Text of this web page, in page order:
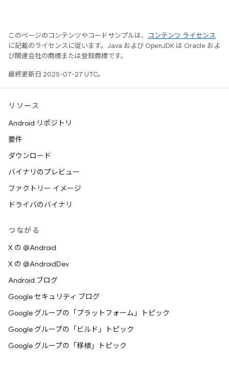
このページのコンテンツやコードサンプルは、
コンテンツ ライセンス
に記載のライセンスに従います。Java および OpenJDK は Oracle およ
び関連会社の商標または登録商標です。
最終更新日 2025-07-27 UTC。
リソース
Android リポジトリ
要件
ダウンロード
バイナリのプレビュー
ファクトリー イメージ
ドライバのバイナリ
つながる
X の @Android
X の @AndroidDev
Android ブログ
Google セキュリティ ブログ
Google グループの「プラットフォーム」トピック
Google グループの「ビルド」トピック
Google グループの「移植」トピック